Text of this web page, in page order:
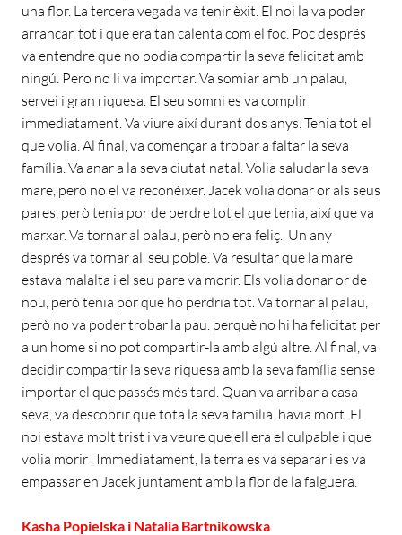
una flor. La tercera vegada va tenir èxit. El noi la va poder
arrancar, tot i que era tan calenta com el foc. Poc després
va entendre que no podia compartir la seva felicitat amb
ningú. Pero no li va importar. Va somiar amb un palau,
servei i gran riquesa. El seu somni es va complir
immediatament. Va viure així durant dos anys. Tenia tot el
que volia. Al final, va començar a trobar a faltar la seva
família. Va anar a la seva ciutat natal. Volia saludar la seva
mare, però no el va reconèixer. Jacek volia donar or als seus
pares, però tenia por de perdre tot el que tenia, així que va
marxar. Va tornar al palau, però no era feliç. Un any
després va tornar al seu poble. Va resultar que la mare
estava malalta i el seu pare va morir. Els volia donar or de
nou, però tenia por que ho perdria tot. Va tornar al palau,
però no va poder trobar la pau. perquè no hi ha felicitat per
a un home si no pot compartir-la amb algú altre. Al final, va
decidir compartir la seva riquesa amb la seva família sense
importar el que passés més tard. Quan va arribar a casa
seva, va descobrir que tota la seva família havia mort. El
noi estava molt trist i va veure que ell era el culpable i que
volia morir . Immediatament, la terra es va separar i es va
empassar en Jacek juntament amb la flor de la falguera.
Kasha Popielska i Natalia Bartnikowska